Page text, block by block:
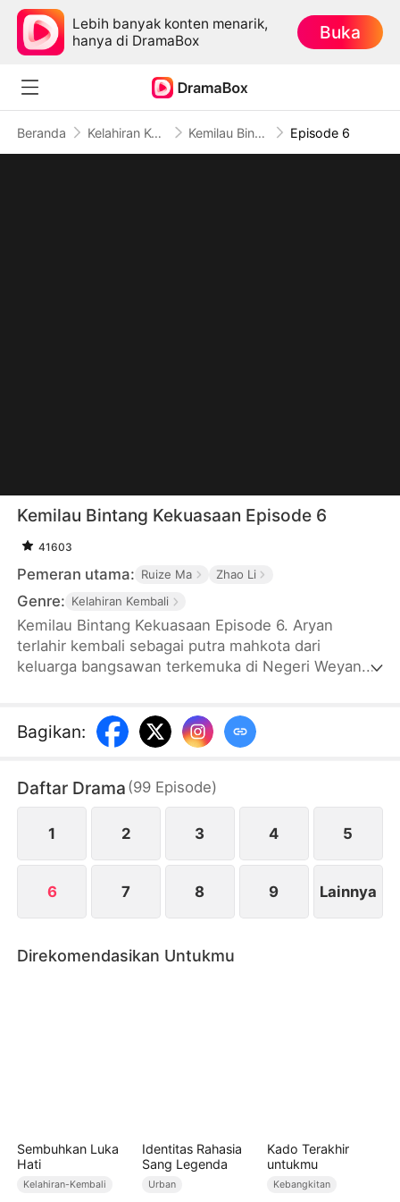
Lebih banyak konten menarik,
hanya di DramaBox
Buka
Beranda Kelahiran Kembali Kemilau Bintang Kekuasaan Episode 6
Kemilau Bintang Kekuasaan Episode 6
41603
Pemeran utama: Ruize Ma Zhao Li
Genre: Kelahiran Kembali
Kemilau Bintang Kekuasaan Episode 6. Aryan
terlahir kembali sebagai putra mahkota dari
keluarga bangsawan terkemuka di Negeri Weyan.
rakyat dan membenci kejahatan. Berkali-kali, ketika
dihadapkan pada pengabaian, cemoohan, Aryan
akhirnya, berkat bakat dan kemampuannya, dia
selangkah demi selangkah menjadi bintang yang
paling cemerlang.
Bagikan:
Daftar Drama (99 Episode)
1 2 3 4 5
6 7 8 9 Lainnya
Direkomendasikan Untukmu
Sembuhkan Luka
Hati
Kelahiran-Kembali
Identitas Rahasia
Sang Legenda
Urban
Kado Terakhir
untukmu
Kebangkitan